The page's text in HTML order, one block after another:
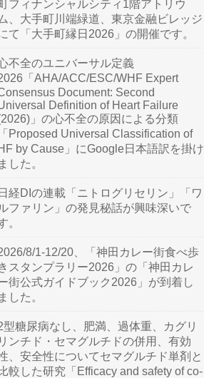
フィナンシャルシティ1階アトリウ
ム、大手町川端緑道、東京金融ビレッジ
て「大手町縁日2026」の開催です。
不全のユニバーサル定義
「AHA/ACC/ESC/WHF Expert
Document: Second
Definition of Heart Failure
」の心不全の原因による分類
「Proposed Universal Classification of
by Cause」にGoogle日本語訳を掛け
ました。
日経DIの連載「ニトログリセリン」「ワ
ファリン」の発見秘話が興味深いで
。
8/1-12/20、「神田カレー街食べ歩
スタンプラリー2026」の「神田カレ
街公式ガイドブック2026」が到着し
ました。
型糖尿病なし、肥満、過体重、カグリ
リンチド・セマグルチドの併用、有効
、安全性についてセマグルチド単剤と
較した研究「Efficacy and safety of co-